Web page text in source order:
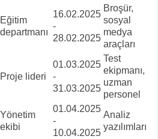
Eğitim
departmanı
16.02.2025
-
28.02.2025
Broşür,
sosyal
medya
araçları
Proje lideri
01.03.2025
-
31.03.2025
Test
ekipmanı,
uzman
personel
Yönetim
ekibi
01.04.2025
-
10.04.2025
Analiz
yazılımları